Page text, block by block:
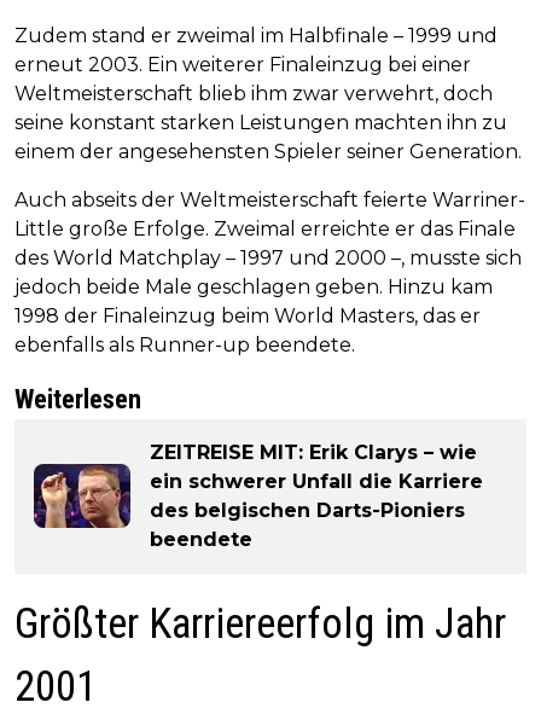
Zudem stand er zweimal im Halbfinale – 1999 und
erneut 2003. Ein weiterer Finaleinzug bei einer
Weltmeisterschaft blieb ihm zwar verwehrt, doch
seine konstant starken Leistungen machten ihn zu
einem der angesehensten Spieler seiner Generation.
Auch abseits der Weltmeisterschaft feierte Warriner-
Little große Erfolge. Zweimal erreichte er das Finale
des World Matchplay – 1997 und 2000 –, musste sich
jedoch beide Male geschlagen geben. Hinzu kam
1998 der Finaleinzug beim World Masters, das er
ebenfalls als Runner-up beendete.
Weiterlesen
ZEITREISE MIT: Erik Clarys – wie
ein schwerer Unfall die Karriere
des belgischen Darts-Pioniers
beendete
Größter Karriereerfolg im Jahr
2001